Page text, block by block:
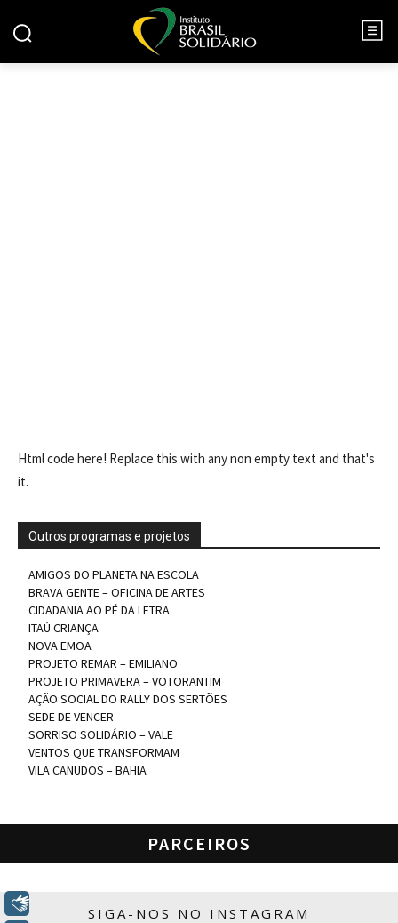
Html code here! Replace this with any non empty text and that's
it.
Outros programas e projetos
AMIGOS DO PLANETA NA ESCOLA
BRAVA GENTE – OFICINA DE ARTES
CIDADANIA AO PÉ DA LETRA
ITAÚ CRIANÇA
NOVA EMOA
PROJETO REMAR – EMILIANO
PROJETO PRIMAVERA – VOTORANTIM
AÇÃO SOCIAL DO RALLY DOS SERTÕES
SEDE DE VENCER
SORRISO SOLIDÁRIO – VALE
VENTOS QUE TRANSFORMAM
VILA CANUDOS – BAHIA
PARCEIROS
SIGA-NOS NO INSTAGRAM